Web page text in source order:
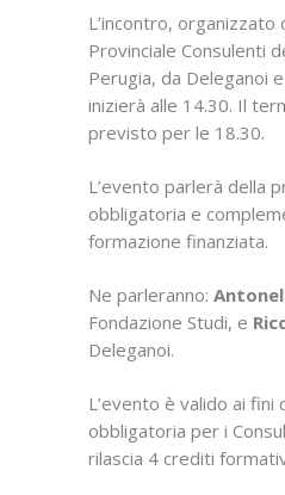
L’incontro, organizzato
Provinciale Consulenti
Perugia, da Deleganoi
inizierà alle 14.30. Il
previsto per le 18.30.
L’evento parlerà della
obbligatoria e
formazione finanziata.
Ne parleranno:
Fondazione Studi, e
Deleganoi.
L’evento è valido ai fini
obbligatoria per i
rilascia 4 crediti